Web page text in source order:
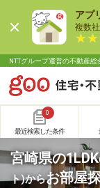
アプ
複数
NTTグループ運営の不動産
0
最近検索した条件
宮崎県の
ト)からお部屋